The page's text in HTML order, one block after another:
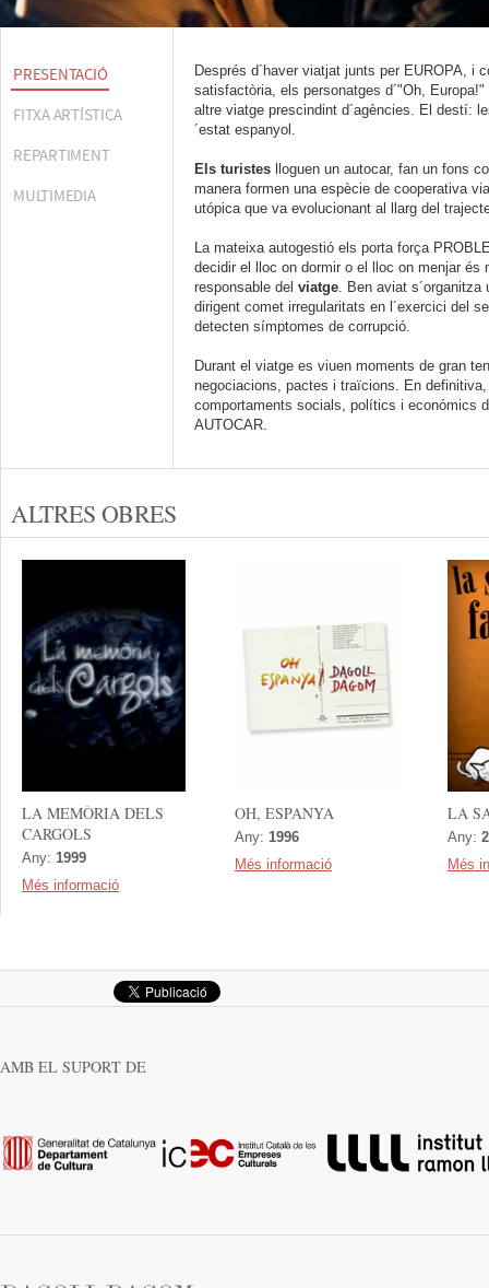
PRESENTACIÓ
FITXA ARTÍSTICA
REPARTIMENT
MULTIMEDIA
Després d´haver viatjat junts per EUROPA, i
satisfactòria, els personatges d´"Oh,
altre viatge prescindint d´agències. El destí:
´estat espanyol.
Els turistes lloguen un autocar, fan un fons
manera formen una espècie de cooperativa
utópica que va evolucionant al llarg del
La mateixa autogestió els porta força
decidir el lloc on dormir o el lloc on menjar és
responsable del viatge. Ben aviat s´organitza
dirigent comet irregularitats en l´exercici del
detecten símptomes de corrupció.
Durant el viatge es viuen moments de gran
negociacions, pactes i traïcions. En
comportaments socials, polítics i económics
AUTOCAR.
ALTRES OBRES
LA MEMÒRIA DELS
CARGOLS
Any: 1999
Més informació
OH, ESPANYA
Any: 1996
Més informació
LA
Any:
Més
AMB EL SUPORT DE